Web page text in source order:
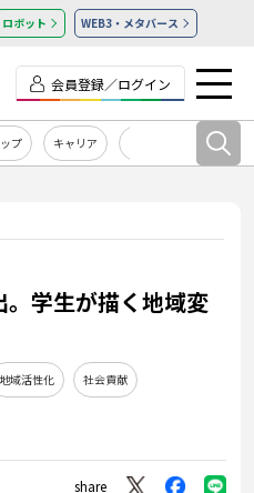
ロボット WEB3・メタバース
会員登録／ログイン
プ キャリア
学生が描く地域変
地域活性化 社会貢献
share